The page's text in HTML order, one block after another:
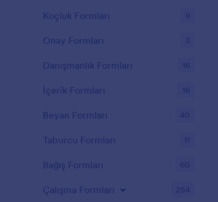
Koçluk Formları 9
Onay Formları 3
Danışmanlık Formları 16
İçerik Formları 16
Beyan Formları 40
Taburcu Formları 11
Bağış Formları 60
Çalışma Formları 254